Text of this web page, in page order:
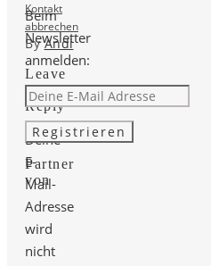
Kontakt
abbrechen
ByAndi
Leave
a
Reply
Deine
E-
Mail-
Adresse
wird
nicht
Beim
Newsletter
anmelden:
Partner
von